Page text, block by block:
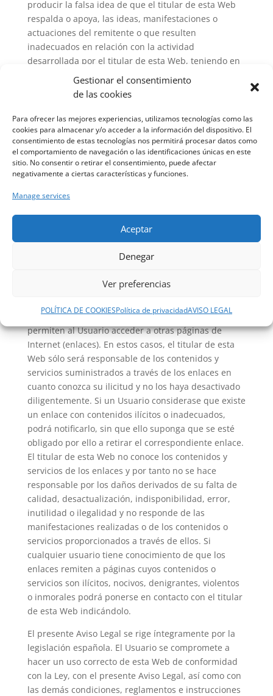
Gestionar el consentimiento
de las cookies
Para ofrecer las mejores experiencias, utilizamos tecnologías como las
cookies para almacenar y/o acceder a la información del dispositivo. El
consentimiento de estas tecnologías nos permitirá procesar datos como
el comportamiento de navegación o las identificaciones únicas en este
sitio. No consentir o retirar el consentimiento, puede afectar
negativamente a ciertas características y funciones.
Manage services
Aceptar
Denegar
Ver preferencias
POLÍTICA DE COOKIESPolítica de privacidadAVISO LEGAL
producir la falsa idea de que el titular de esta Web
respalda o apoya, las ideas, manifestaciones o
actuaciones del remitente o que resulten
inadecuados en relación con la actividad
desarrollada por el titular de esta Web, teniendo en
cuenta los contenidos y la temática general de la
página Web donde se establezca el enlace.
que en ella no existan programas maliciosos o
cualquier otro elemento informático dañino.
Corresponde al Usuario, en todo caso, disponer de
herramientas adecuadas para la detección y
desinfección de estos elementos. De acuerdo con
ello, el titular de esta Web no se responsabiliza de
durante el acceso a la presente Web. Igualmente,
titular de esta Web no será responsable de los daños
producidos a los Usuarios cuando dichos daños
tengan su origen en fallos o desconexiones en las
redes de telecomunicaciones que interrumpan el
Esta Web incluye dispositivos técnicos de enlace que
permiten al Usuario acceder a otras páginas de
Internet (enlaces). En estos casos, el titular de esta
Web sólo será responsable de los contenidos y
servicios suministrados a través de los enlaces en
cuanto conozca su ilicitud y no los haya desactivado
diligentemente. Si un Usuario considerase que existe
un enlace con contenidos ilícitos o inadecuados,
podrá notificarlo, sin que ello suponga que se esté
obligado por ello a retirar el correspondiente enlace.
El titular de esta Web no conoce los contenidos y
servicios de los enlaces y por tanto no se hace
responsable por los daños derivados de su falta de
calidad, desactualización, indisponibilidad, error,
inutilidad o ilegalidad y no responde de las
manifestaciones realizadas o de los contenidos o
servicios proporcionados a través de ellos. Si
cualquier usuario tiene conocimiento de que los
enlaces remiten a páginas cuyos contenidos o
servicios son ilícitos, nocivos, denigrantes, violentos
o inmorales podrá ponerse en contacto con el titular
de esta Web indicándolo.
El presente Aviso Legal se rige íntegramente por la
legislación española. El Usuario se compromete a
hacer un uso correcto de esta Web de conformidad
con la Ley, con el presente Aviso Legal, así como con
las demás condiciones, reglamentos e instrucciones